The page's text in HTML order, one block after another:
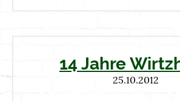
14 Jahre
25.10.2012